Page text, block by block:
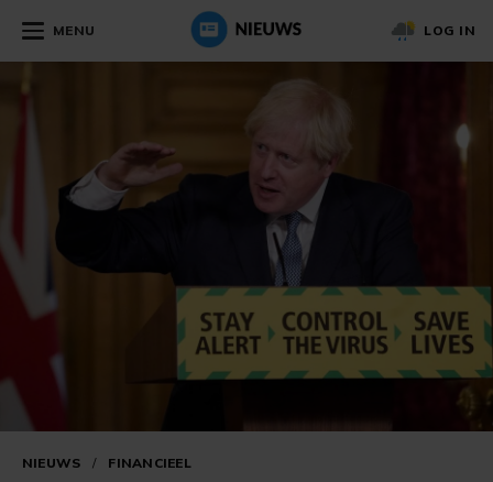
MENU LOG IN
NIEUWS / FINANCIEEL